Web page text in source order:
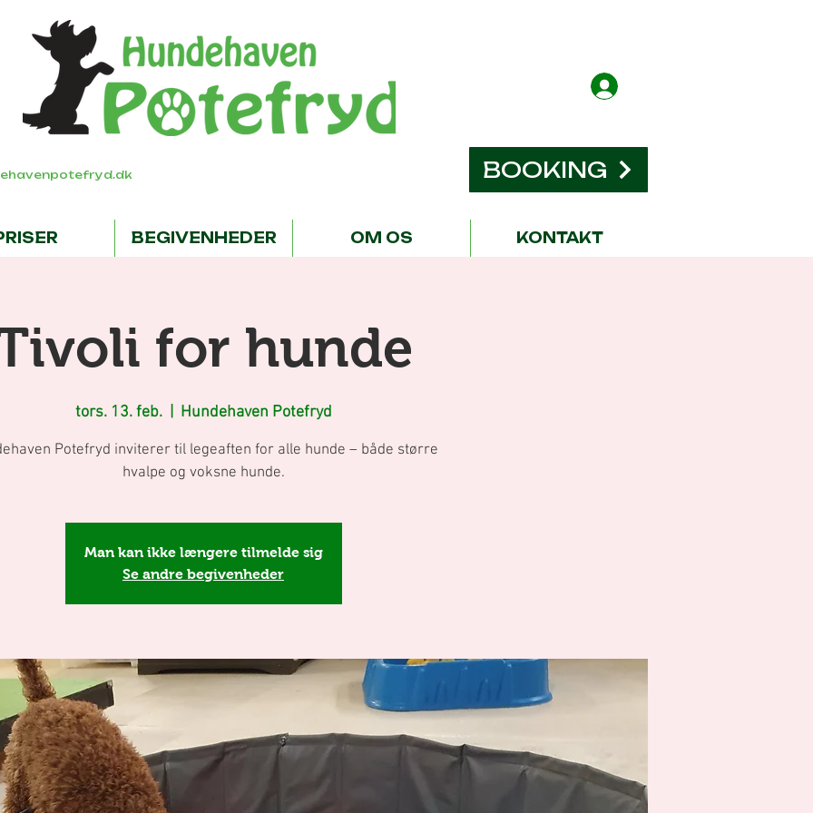
BOOKING
BEGIVENHEDER OM OS KONTAKT
for hunde
tors. 13. feb.
  |
Hundehaven Potefryd
Potefryd inviterer til legeaften for alle hunde – både større
hvalpe og voksne hunde.
Man kan ikke længere tilmelde sig
Se andre begivenheder